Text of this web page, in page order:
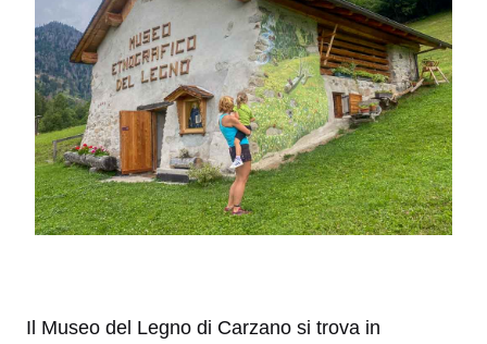
Il Museo del Legno di Carzano si trova in